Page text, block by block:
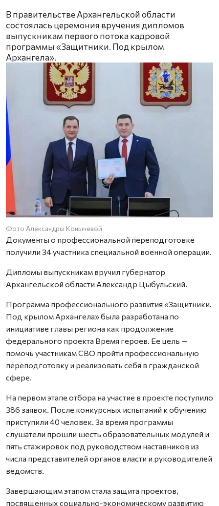
В правительстве Архангельской области
состоялась церемония вручения дипломов
выпускникам первого потока кадровой
программы «Защитники. Под крылом
Архангела».
Фото Александры Конычевой
Документы о профессиональной переподготовке
получили 34 участника специальной военной операции.
Дипломы выпускникам вручил губернатор
Архангельской области Александр Цыбульский.
Программа профессионального развития «Защитники.
Под крылом Архангела» была разработана по
инициативе главы региона как продолжение
федерального проекта Время героев. Ее цель —
помочь участникам СВО пройти профессиональную
переподготовку и реализовать себя в гражданской
сфере.
На первом этапе отбора на участие в проекте поступило
386 заявок. После конкурсных испытаний к обучению
приступили 40 человек. За время программы
слушатели прошли шесть образовательных модулей и
пять стажировок под руководством наставников из
числа представителей органов власти и руководителей
ведомств.
Завершающим этапом стала защита проектов,
посвященных социально-экономическому развитию